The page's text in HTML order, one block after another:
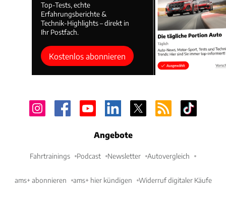
Top-Tests, echte
Erfahrungsberichte &
Technik-Highlights – direkt in
Ihr Postfach.
Kostenlos abonnieren
Angebote
Fahrtrainings Podcast Newsletter Autovergleich
ams+ abonnieren ams+ hier kündigen Widerruf digitaler Käufe